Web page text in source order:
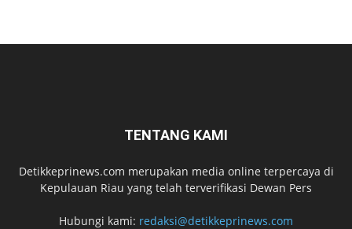
TENTANG KAMI
Detikkeprinews.com merupakan media online terpercaya di
Kepulauan Riau yang telah terverifikasi Dewan Pers
Hubungi kami: redaksi@detikkeprinews.com